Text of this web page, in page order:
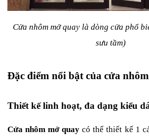
Cửa nhôm mở quay là dòng cửa phổ
sưu tầm)
Đặc điểm nổi bật của cửa
Thiết kế linh hoạt, đa dạng kiểu
Cửa nhôm mở quay có thể thiết kế 1